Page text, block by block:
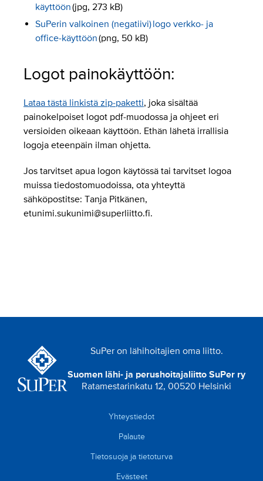
käyttöön(jpg, 273 kB)
SuPerin valkoinen (negatiivi) logo verkko- ja
office-käyttöön(png, 50 kB)
Logot painokäyttöön:
Lataa tästä linkistä zip-paketti, joka sisältää
painokelpoiset logot pdf-muodossa ja ohjeet eri
versioiden oikeaan käyttöön. Ethän lähetä irrallisia
logoja eteenpäin ilman ohjetta.
Jos tarvitset apua logon käytössä tai tarvitset logoa
muissa tiedostomuodoissa, ota yhteyttä
sähköpostitse: Tanja Pitkänen,
etunimi.sukunimi@superliitto.fi.
SuPer on lähihoitajien oma liitto.
Suomen lähi- ja perushoitajaliitto SuPer ry
Ratamestarinkatu 12, 00520 Helsinki
Yhteystiedot
Palaute
Tietosuoja ja tietoturva
Evästeet